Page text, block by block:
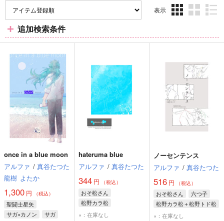
表示
ム
表
ム
表
ム
表
追加検索条件
once in a blue moon
アルファ / 真谷たつた
龍樹 よたか
1,300 円 （税込）
聖闘士星矢
サガ×カノン
サガ
hateruma blue
アルファ / 真谷たつた
344 円 （税込）
おそ松さん
松野カラ松
松野トド松
×：在庫なし
ノーセンテンス
アルファ / 真谷たつた
516円 （税込）
おそ松さん
六つ子
松野カラ松＋松野トド松
松野一松＋松野十四松
×：在庫なし